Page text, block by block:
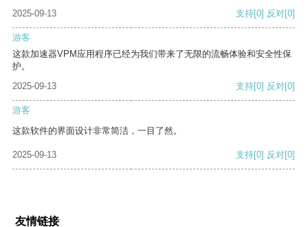
2025-09-13 支持[0] 反对[0]
游客
这款加速器VPM应用程序已经为我们带来了无限的流畅体验和安全性保
护。
2025-09-13
支持[0] 反对[0]
游客
这款软件的界面设计非常简洁，一目了然。
2025-09-13 支持[0] 反对[0]
友情链接